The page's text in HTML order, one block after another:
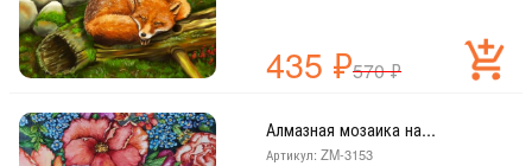
435 ₽570₽
Алмазная мозаика на...
Артикул: ZM-3153